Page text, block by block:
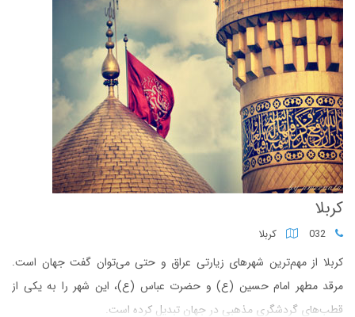
کربلا
کربلا
کربلا از مهم‌ترین شهرهای زیارتی عراق و حتی می‌توان گفت جهان است.
مرقد مطهر امام حسین (ع) و حضرت عباس (ع)، این شهر را به یکی از
قطب‌های گردشگری مذهبی در جهان تبدیل کرده است.